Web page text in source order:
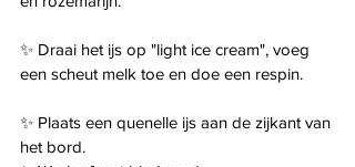
✨ Draai het ijs op "light ice cream", voeg
een scheut melk toe en doe een respin.
✨ Plaats een quenelle ijs aan de zijkant van
het bord.